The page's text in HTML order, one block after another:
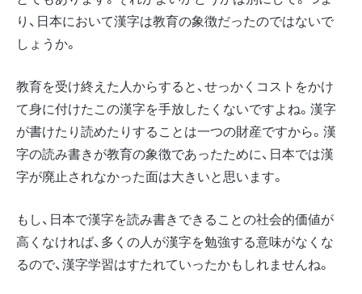
り、日本において漢字は教育の象徴だったのではないで
しょうか。
教育を受け終えた人からすると、せっかくコストをかけ
て身に付けたこの漢字を手放したくないですよね。漢字
が書けたり読めたりすることは一つの財産ですから。漢
字の読み書きが教育の象徴であったために、日本では漢
字が廃止されなかった面は大きいと思います。
もし、日本で漢字を読み書きできることの社会的価値が
高くなければ、多くの人が漢字を勉強する意味がなくな
るので、漢字学習はすたれていったかもしれませんね。